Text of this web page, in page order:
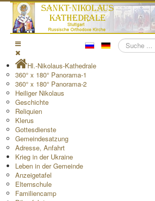
Suchen
Hl.-Nikolaus-Kathedrale
360° x 180° Panorama-1
360° x 180° Panorama-2
Heiliger Nikolaus
Geschichte
Reliquien
Klerus
Gottesdienste
Gemeindesatzung
Adresse, Anfahrt
Krieg in der Ukraine
Leben in der Gemeinde
Anzeigetafel
Elternschule
Familiencamp